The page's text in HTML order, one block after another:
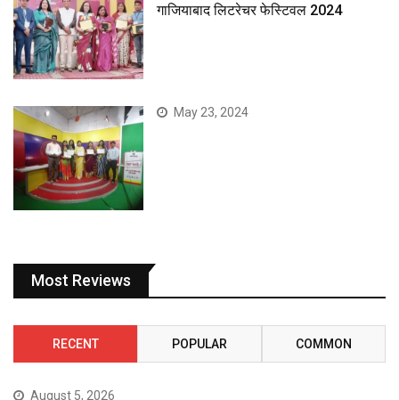
गाजियाबाद लिटरेचर फेस्टिवल 2024
May 23, 2024
Most Reviews
RECENT POPULAR COMMON
August 5, 2026